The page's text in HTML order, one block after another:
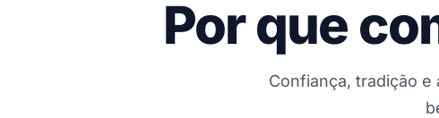
Por que
Confiança, tradição